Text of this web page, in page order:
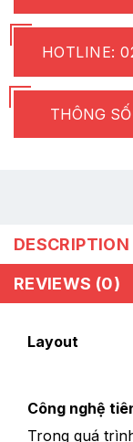
HOTLINE:
THÔNG
DESCRIPTION
REVIEWS (0)
Layout
Công nghệ
Trong quá